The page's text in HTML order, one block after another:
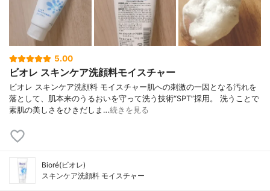
5.00
ビオレ スキンケア洗顔料モイスチャー
ビオレ スキンケア洗顔料 モイスチャー肌への刺激の一因となる汚れを
落として、肌本来のうるおいを守って洗う技術“SPT”採用。 洗うことで
素肌の美しさをひきだしま…続きを見る
Bioré(ビオレ)
スキンケア洗顔料 モイスチャー